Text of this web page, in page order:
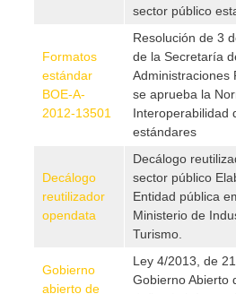
sector público
Formatos
estándar
BOE-A-
2012-13501
Resolución de 3
de la Secretaría
Administraciones
se aprueba la
Interoperabilidad
estándares
Decálogo
reutilizador
opendata
Decálogo
sector público
Entidad pública
Ministerio de
Turismo.
Gobierno
abierto de
Ley 4/2013, de
Gobierno Abierto